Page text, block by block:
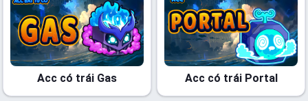
Acc có trái Gas Acc có trái Portal